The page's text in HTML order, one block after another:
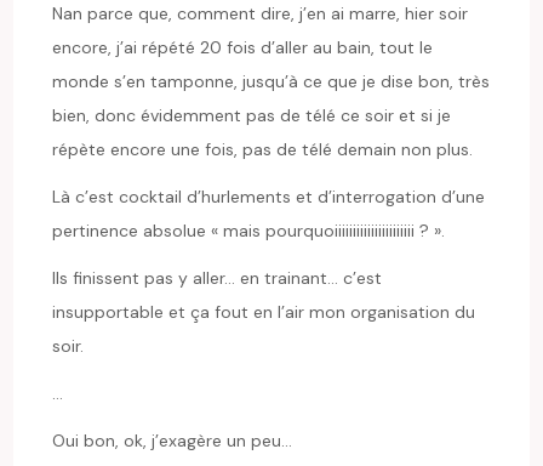
Nan parce que, comment dire, j’en ai marre, hier soir
encore, j’ai répété 20 fois d’aller au bain, tout le
monde s’en tamponne, jusqu’à ce que je dise bon, très
bien, donc évidemment pas de télé ce soir et si je
répète encore une fois, pas de télé demain non plus.
Là c’est cocktail d’hurlements et d’interrogation d’une
pertinence absolue « mais pourquoiiiiiiiiiiiiiiiiiiiiii ? ».
Ils finissent pas y aller… en trainant… c’est
insupportable et ça fout en l’air mon organisation du
soir.
…
Oui bon, ok, j’exagère un peu…